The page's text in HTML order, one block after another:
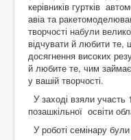
керівників гуртків
авіа та
творчості набули
відчувати й любити
досягнення високих
й любите те, чим
у вашій творчості.
У заході взяли участь
позашкільної освіти
У роботі семінару